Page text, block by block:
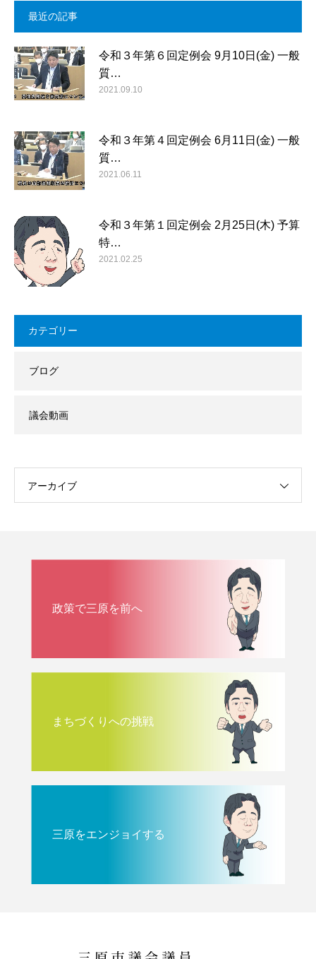
最近の記事
令和３年第６回定例会 9月10日(金) 一般
質…
2021.09.10
令和３年第４回定例会 6月11日(金) 一般
質…
2021.06.11
令和３年第１回定例会 2月25日(木) 予算
特…
2021.02.25
カテゴリー
ブログ
議会動画
アーカイブ
政策で三原を前へ
まちづくりへの挑戦
三原をエンジョイする